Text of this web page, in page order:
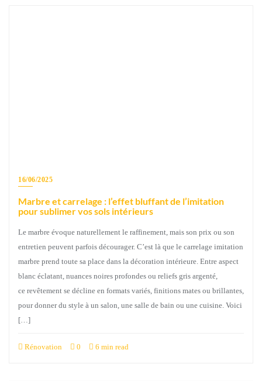
16/06/2025
Marbre et carrelage : l’effet bluffant de l’imitation
pour sublimer vos sols intérieurs
Le marbre évoque naturellement le raffinement, mais son prix ou son
entretien peuvent parfois décourager. C’est là que le carrelage imitation
marbre prend toute sa place dans la décoration intérieure. Entre aspect
blanc éclatant, nuances noires profondes ou reliefs gris argenté,
ce revêtement se décline en formats variés, finitions mates ou brillantes,
pour donner du style à un salon, une salle de bain ou une cuisine. Voici
[…]
Rénovation 0 6 min read